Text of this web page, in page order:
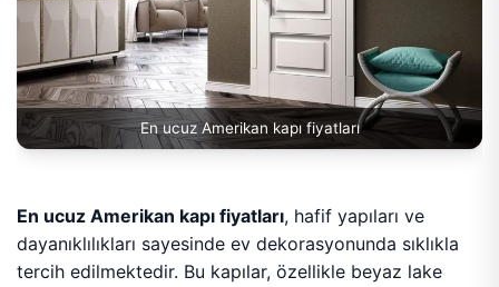
En ucuz Amerikan kapı fiyatları
En ucuz Amerikan kapı fiyatları, hafif yapıları ve
dayanıklılıkları sayesinde ev dekorasyonunda sıklıkla
tercih edilmektedir. Bu kapılar, özellikle beyaz lake